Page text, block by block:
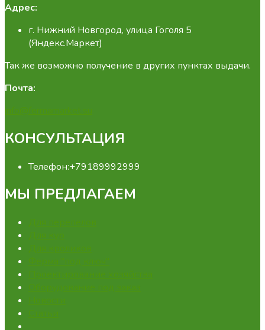
Адрес:
г. Нижний Новгород, улица Гоголя 5
(Яндекс.Маркет)
Так же возможно получение в других пунктах выдачи.
Почта:
info@fermamarket.su
КОНСУЛЬТАЦИЯ
Телефон:+79189992999
МЫ ПРЕДЛАГАЕМ
Для перепелов
Для кур
Для кроликов
Ферма "под ключ"
Проектирование хозяйства
Оборудование под заказ
Новости
Статьи